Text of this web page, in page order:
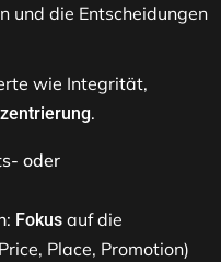
und die Entscheidungen
wie Integrität,
.
oder
: Fokus auf die
Place, Promotion)